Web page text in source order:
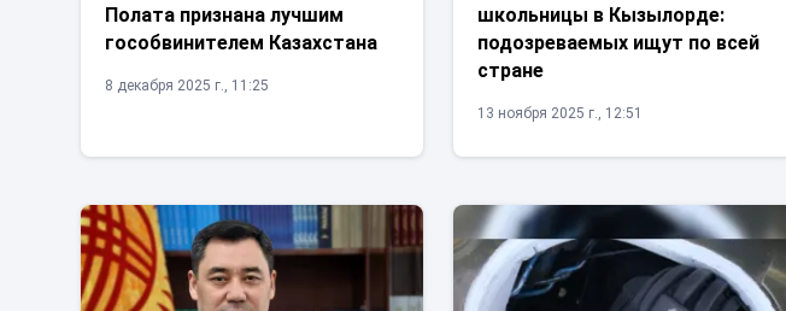
Полата признана лучшим
гособвинителем Казахстана
8 декабря 2025 г., 11:25
школьницы в Кызылорде:
подозреваемых ищут по всей
стране
13 ноября 2025 г., 12:51